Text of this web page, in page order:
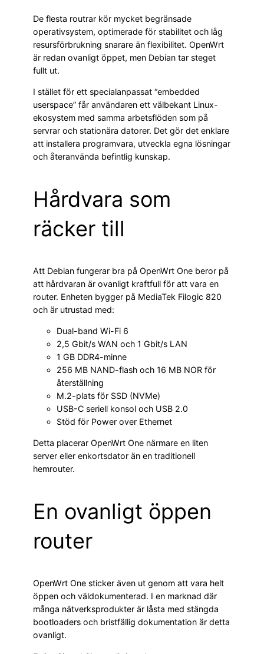
De flesta routrar kör mycket begränsade
operativsystem, optimerade för stabilitet och låg
resursförbrukning snarare än flexibilitet. OpenWrt
är redan ovanligt öppet, men Debian tar steget
fullt ut.
I stället för ett specialanpassat “embedded
userspace” får användaren ett välbekant Linux-
ekosystem med samma arbetsflöden som på
servrar och stationära datorer. Det gör det enklare
att installera programvara, utveckla egna lösningar
och återanvända befintlig kunskap.
Hårdvara som
räcker till
Att Debian fungerar bra på OpenWrt One beror på
att hårdvaran är ovanligt kraftfull för att vara en
router. Enheten bygger på MediaTek Filogic 820
och är utrustad med:
Dual-band Wi-Fi 6
2,5 Gbit/s WAN och 1 Gbit/s LAN
1 GB DDR4-minne
256 MB NAND-flash och 16 MB NOR för
återställning
M.2-plats för SSD (NVMe)
USB-C seriell konsol och USB 2.0
Stöd för Power over Ethernet
Detta placerar OpenWrt One närmare en liten
server eller enkortsdator än en traditionell
hemrouter.
En ovanligt öppen
router
OpenWrt One sticker även ut genom att vara helt
öppen och väldokumenterad. I en marknad där
många nätverksprodukter är låsta med stängda
bootloaders och bristfällig dokumentation är detta
ovanligt.